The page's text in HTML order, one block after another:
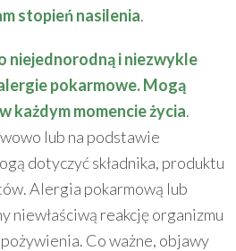
stopień nasilenia.
niejednorodną i niezwykle
pokarmowe. Mogą
każdym momencie życia.
lub na podstawie
dotyczyć składnika, produktu
Alergia pokarmową lub
niewłaściwą reakcję organizmu
Co ważne, objawy